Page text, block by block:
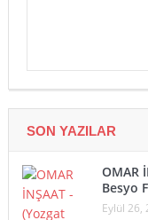
SON YAZILAR
OMAR
Besyo
Eylül 26,